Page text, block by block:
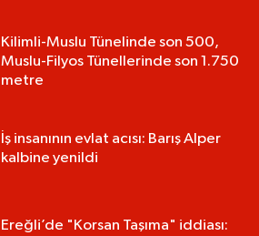
Kilimli-Muslu Tünelinde son 500,
Muslu-Filyos Tünellerinde son 1.750
metre
İş insanının evlat acısı: Barış Alper
kalbine yenildi
Ereğli’de "Korsan Taşıma" iddiası: